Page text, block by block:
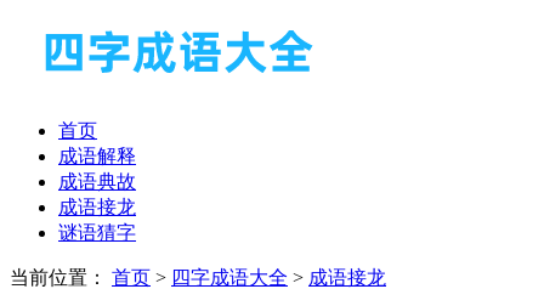
首页
成语解释
成语典故
成语接龙
谜语猜字
当前位置： 首页 > 四字成语大全 > 成语接龙